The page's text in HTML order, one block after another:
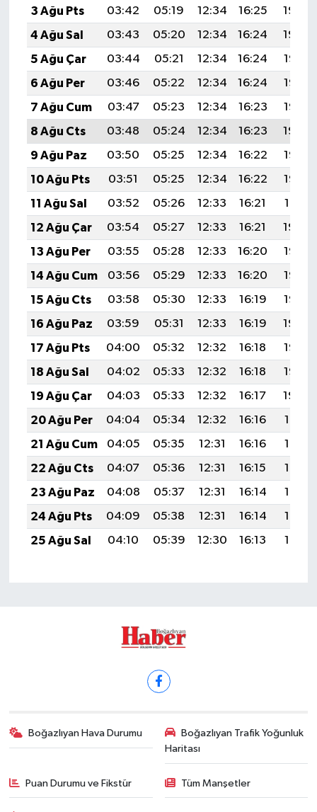
3 Ağu Pts
03:42 05:19 12:34 16:25
19:40
4 Ağu Sal
03:43 05:20 12:34 16:24
19:39
5 Ağu Çar
03:44 05:21 12:34 16:24
19:38
6 Ağu Per
03:46 05:22 12:34 16:24
19:37
7 Ağu Cum
03:47 05:23 12:34 16:23
19:35
8 Ağu Cts
03:48 05:24 12:34 16:23
19:34
9 Ağu Paz
03:50 05:25 12:34 16:22
19:33
10 Ağu Pts
03:51 05:25 12:34 16:22
19:32
11 Ağu Sal
03:52 05:26 12:33 16:21
19:31
12 Ağu Çar
03:54 05:27 12:33 16:21
19:29
13 Ağu Per
03:55 05:28 12:33 16:20
19:28
14 Ağu Cum
03:56 05:29 12:33 16:20
19:27
15 Ağu Cts
03:58 05:30 12:33 16:19
19:26
16 Ağu Paz
03:59 05:31 12:33 16:19
19:24
17 Ağu Pts
04:00 05:32 12:32 16:18
19:23
18 Ağu Sal
04:02 05:33 12:32 16:18
19:22
19 Ağu Çar
04:03 05:33 12:32 16:17
19:20
20 Ağu Per
04:04 05:34 12:32 16:16
19:19
21 Ağu Cum
04:05 05:35 12:31 16:16
19:18
22 Ağu Cts
04:07 05:36 12:31 16:15
19:16
23 Ağu Paz
04:08 05:37 12:31 16:14
19:15
24 Ağu Pts
04:09 05:38 12:31 16:14
19:13
25 Ağu Sal
04:10 05:39 12:30 16:13 19:12
Boğazlıyan Hava Durumu
Boğazlıyan Trafik Yoğunluk
Haritası
Puan Durumu ve Fikstür Tüm Manşetler